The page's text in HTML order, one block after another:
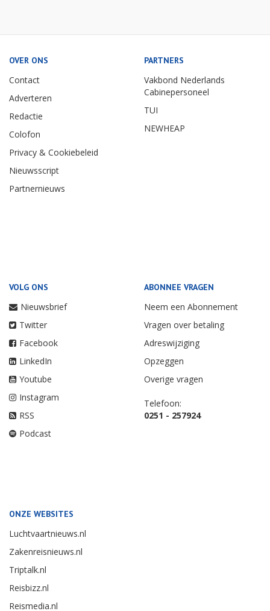
OVER ONS
Contact
Adverteren
Redactie
Colofon
Privacy & Cookiebeleid
Nieuwsscript
Partnernieuws
PARTNERS
Vakbond Nederlands
Cabinepersoneel
TUI
NEWHEAP
VOLG ONS
Nieuwsbrief
Twitter
Facebook
LinkedIn
Youtube
Instagram
RSS
Podcast
ABONNEE VRAGEN
Neem een Abonnement
Vragen over betaling
Adreswijziging
Opzeggen
Overige vragen
Telefoon:
0251 - 257924
ONZE WEBSITES
Luchtvaartnieuws.nl
Zakenreisnieuws.nl
Triptalk.nl
Reisbizz.nl
Reismedia.nl